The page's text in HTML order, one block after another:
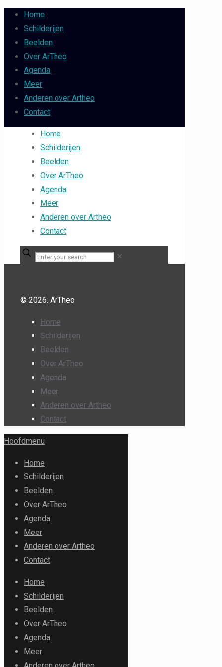
Home
Schilderijen
Beelden
Over ArTheo
Agenda
Meer
Anderen over Artheo
Contact
Home
Schilderijen
Beelden
Over ArTheo
Agenda
Meer
Anderen over Artheo
Contact
✕
© 2026. ArTheo
Home
Schilderijen
Beelden
Over ArTheo
Agenda
Meer
Anderen over Artheo
Contact
Hoofdmenu
Home
Schilderijen
Beelden
Over ArTheo
Agenda
Meer
Anderen over Artheo
Contact
Home
Schilderijen
Beelden
Over ArTheo
Agenda
Meer